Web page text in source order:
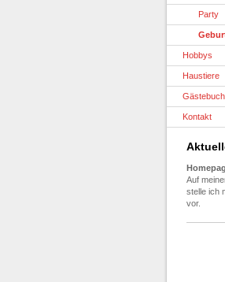
Party
Hobbys
Haustiere
Gästebuch
Kontakt
Auf
stelle ich
vor.